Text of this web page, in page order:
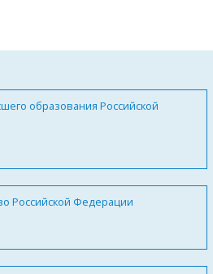
образования Российской
Российской Федерации